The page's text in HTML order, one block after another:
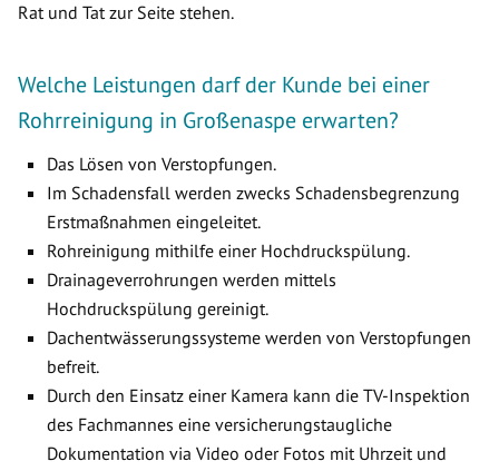
Rat und Tat zur Seite stehen.
Welche Leistungen darf der Kunde bei einer
Rohrreinigung in Großenaspe erwarten?
Das Lösen von Verstopfungen.
Im Schadensfall werden zwecks Schadensbegrenzung
Erstmaßnahmen eingeleitet.
Rohreinigung mithilfe einer Hochdruckspülung.
Drainageverrohrungen werden mittels
Hochdruckspülung gereinigt.
Dachentwässerungssysteme werden von Verstopfungen
befreit.
Durch den Einsatz einer Kamera kann die TV-Inspektion
des Fachmannes eine versicherungstaugliche
Dokumentation via Video oder Fotos mit Uhrzeit und